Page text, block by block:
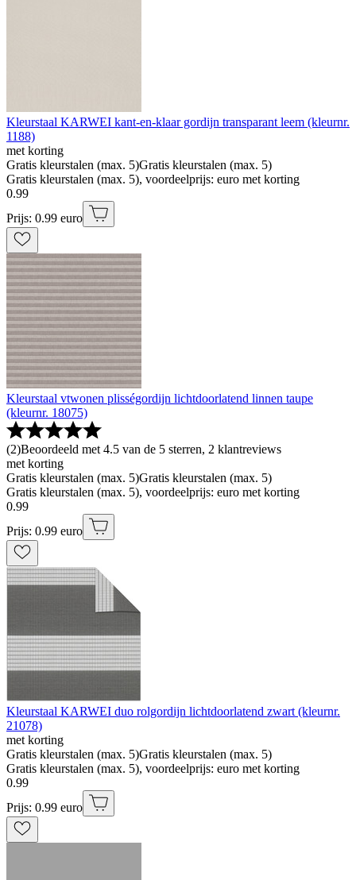
Kleurstaal KARWEI kant-en-klaar gordijn transparant leem (kleurnr.
1188)
met korting
Gratis kleurstalen (max. 5)Gratis kleurstalen (max. 5)
Gratis kleurstalen (max. 5), voordeelprijs: euro met korting
0.99
Prijs: 0.99 euro
Kleurstaal vtwonen plisségordijn lichtdoorlatend linnen taupe
(kleurnr. 18075)
(2)Beoordeeld met 4.5 van de 5 sterren, 2 klantreviews
met korting
Gratis kleurstalen (max. 5)Gratis kleurstalen (max. 5)
Gratis kleurstalen (max. 5), voordeelprijs: euro met korting
0.99
Prijs: 0.99 euro
Kleurstaal KARWEI duo rolgordijn lichtdoorlatend zwart (kleurnr.
21078)
met korting
Gratis kleurstalen (max. 5)Gratis kleurstalen (max. 5)
Gratis kleurstalen (max. 5), voordeelprijs: euro met korting
0.99
Prijs: 0.99 euro